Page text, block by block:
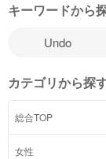
キーワードから
カテゴリから探
総合TOP
女性